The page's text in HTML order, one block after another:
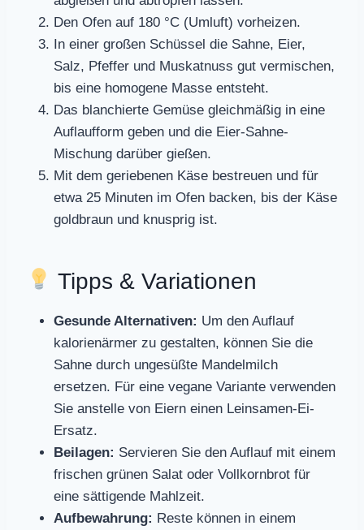
Den Ofen auf 180 °C (Umluft) vorheizen.
In einer großen Schüssel die Sahne, Eier,
Salz, Pfeffer und Muskatnuss gut vermischen,
bis eine homogene Masse entsteht.
Das blanchierte Gemüse gleichmäßig in eine
Auflaufform geben und die Eier-Sahne-
Mischung darüber gießen.
Mit dem geriebenen Käse bestreuen und für
etwa 25 Minuten im Ofen backen, bis der Käse
goldbraun und knusprig ist.
Tipps & Variationen
Gesunde Alternativen: Um den Auflauf
kalorienärmer zu gestalten, können Sie die
Sahne durch ungesüßte Mandelmilch
ersetzen. Für eine vegane Variante verwenden
Sie anstelle von Eiern einen Leinsamen-Ei-
Ersatz.
Beilagen: Servieren Sie den Auflauf mit einem
frischen grünen Salat oder Vollkornbrot für
eine sättigende Mahlzeit.
Aufbewahrung: Reste können in einem